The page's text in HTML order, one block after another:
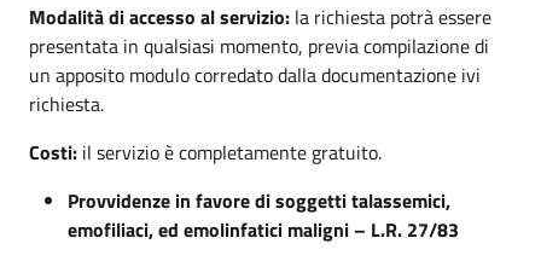
Modalità di accesso al servizio: la richiesta potrà essere
presentata in qualsiasi momento, previa compilazione di
un apposito modulo corredato dalla documentazione ivi
richiesta.
Costi: il servizio è completamente gratuito.
Provvidenze in favore di soggetti talassemici,
emofiliaci, ed emolinfatici maligni – L.R. 27/83